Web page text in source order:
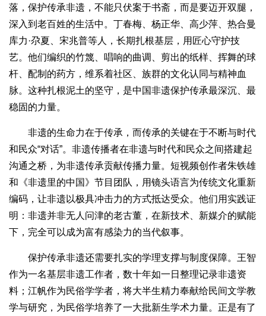
落，保护传承非遗，不能只伏案于书斋，而是要迈开双腿，
深入到老百姓的生活中。丁春梅、杨正华、高少萍、热合曼
库力·尕夏、宋兆普等人，长期扎根基层，用匠心守护技
艺。他们编织的竹篾、唱响的曲调、剪出的纸样、挥舞的球
杆、配制的药方，维系着社区、族群的文化认同与精神血
脉。这种扎根泥土的坚守，是中国非遗保护传承最深沉、最
稳固的力量。
非遗的生命力在于传承，而传承的关键在于不断与时代
和民众“对话”。非遗传播者在非遗与时代和民众之间搭建起
沟通之桥，为非遗传承贡献传播力量。短视频创作者朱铁雄
和《非遗里的中国》节目团队，用镜头语言为传统文化重新
编码，让非遗以极具冲击力的方式抵达受众。他们用实践证
明：非遗并非无人问津的老古董，在新技术、新媒介的赋能
下，完全可以成为富有感染力的当代叙事。
保护传承非遗还需要扎实的学理支撑与制度保障。王智
作为一名基层非遗工作者，数十年如一日整理记录非遗资
料；江帆作为民俗学学者，将大半生精力奉献给民间文学教
学与研究，为民俗学培养了一大批新生学术力量。正是有了